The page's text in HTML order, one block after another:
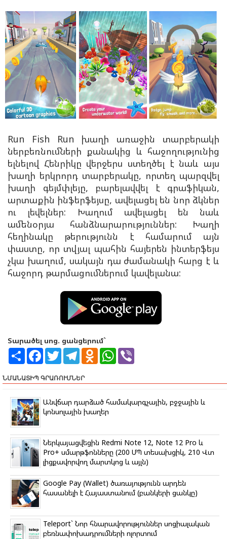
Run Fish Run խաղի առաջին տարբերակի
ներբեռնումների քանակից և հաջողությունից
ելնելով Հենրիկը վերջերս ստեղծել է նաև այս
խաղի երկրորդ տարբերակը, որտեղ պարզվել
խաղի գեյմփլեյը, բարելավվել է գրաֆիկան,
արտաքին ինֆերֆեյսը, ավելացել են նոր ձկներ
ու լեվելներ: Խաղում ավելացել են նաև
ամենօրյա հանձնարարություններ: Խաղի
հեղինակը թերությունն է համարում այն
փաստը, որ տվյալ պահին հայերեն ինտերֆեյս
չկա խաղում, սակայն դա ժամանակի հարց է և
հաջորդ թարմացումներում կավելանա:
Տարածել սոց. ցանցերում`
S
r
e
F
e
b
o
k
T
t
t
r
T
e
g
a
m
O
k
a
s
s
i
k
i
W
s
p
r
ՆՄԱՆԱՏԻՊ ԳՐԱՌՈՒՄՆԵՐ
Անվճար դարձած համակարգչային, բջջային և
կոնսոլային խաղեր
Ներկայացվեցին Redmi Note 12, Note 12 Pro և
Pro+ սմարթֆոնները (200 ՄՊ տեսախցիկ, 210 Վտ
լիցքավորվող մարտկոց և այլն)
Google Pay (Wallet) ծառայությունն արդեն
հասանելի է Հայաստանում (բանկերի ցանկը)
Teleport` Նոր հնարավորություններ սոցիալական
բեռնափոխադրումների ոլորտում